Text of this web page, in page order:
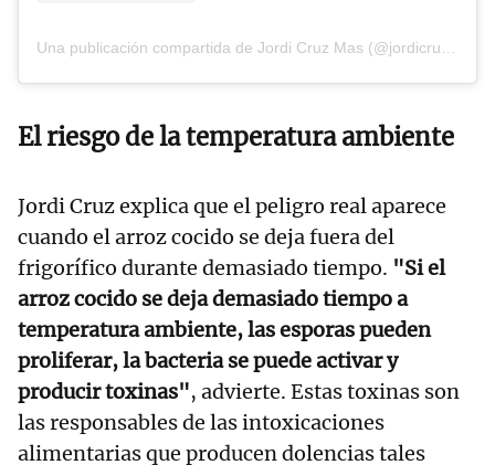
El riesgo de la temperatura ambiente
Jordi Cruz explica que el peligro real aparece
cuando el arroz cocido se deja fuera del
frigorífico durante demasiado tiempo. "Si el
arroz cocido se deja demasiado tiempo a
temperatura ambiente, las esporas pueden
proliferar, la bacteria se puede activar y
producir toxinas", advierte. Estas toxinas son
las responsables de las intoxicaciones
alimentarias que producen dolencias tales